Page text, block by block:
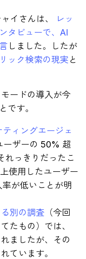
イさんは、
レッ
タビューで、AI
しました。したが
ック検索の現実 と
ードの導入が今
です。
ィングエージェ
ーザーの 50% 超
れっきりだったこ
使用したユーザー
が低いことが明
別の調査 （今回
たもの）では、
ましたが、その
ています。